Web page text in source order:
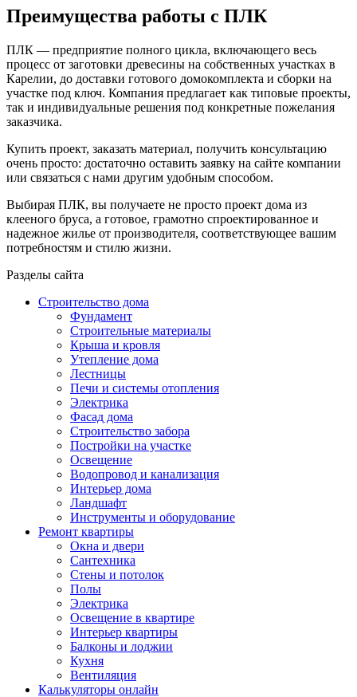
Преимущества работы с ПЛК
ПЛК — предприятие полного цикла, включающего весь
процесс от заготовки древесины на собственных участках в
Карелии, до доставки готового домокомплекта и сборки на
участке под ключ. Компания предлагает как типовые проекты,
так и индивидуальные решения под конкретные пожелания
заказчика.
Купить проект, заказать материал, получить консультацию
очень просто: достаточно оставить заявку на сайте компании
или связаться с нами другим удобным способом.
Выбирая ПЛК, вы получаете не просто проект дома из
клееного бруса, а готовое, грамотно спроектированное и
надежное жилье от производителя, соответствующее вашим
потребностям и стилю жизни.
Разделы сайта
Строительство дома
Фундамент
Строительные материалы
Крыша и кровля
Утепление дома
Лестницы
Печи и системы отопления
Электрика
Фасад дома
Строительство забора
Постройки на участке
Освещение
Водопровод и канализация
Интерьер дома
Ландшафт
Инструменты и оборудование
Ремонт квартиры
Окна и двери
Сантехника
Стены и потолок
Полы
Электрика
Освещение в квартире
Интерьер квартиры
Балконы и лоджии
Кухня
Вентиляция
Калькуляторы онлайн